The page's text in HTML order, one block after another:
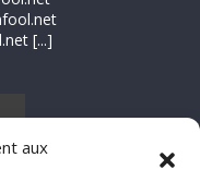
aux
[...]